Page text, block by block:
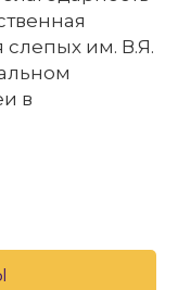
слепых им. В.Я.
в